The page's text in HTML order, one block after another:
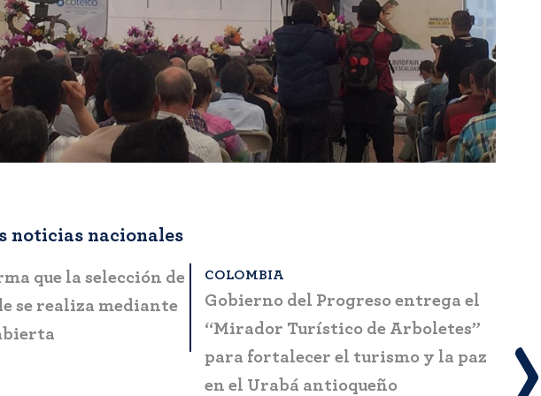
noticias nacionales
a la ciudadanía
casos de fraude y
BOGOTÁ
MinCIT y Fontur lanzan nuevo
manual que simplifica la
presentación de programas y
proyectos en el sector turismo